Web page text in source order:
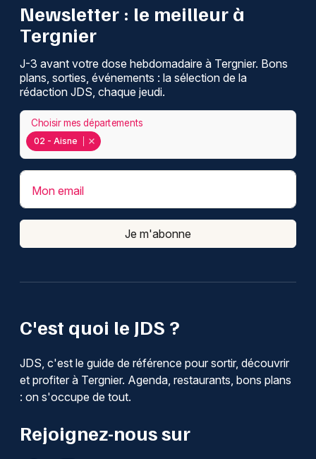
C'est quoi le JDS ?
JDS, c'est le guide de référence pour sortir, découvrir
et profiter à Tergnier. Agenda, restaurants, bons plans
: on s'occupe de tout.
Rejoignez-nous sur
Newsletter : le meilleur à
Tergnier
J-3 avant votre dose hebdomadaire à Tergnier. Bons
plans, sorties, événements : la sélection de la
rédaction JDS, chaque jeudi.
02 - Aisne
Choisir mes départements
Mon email
Je m'abonne